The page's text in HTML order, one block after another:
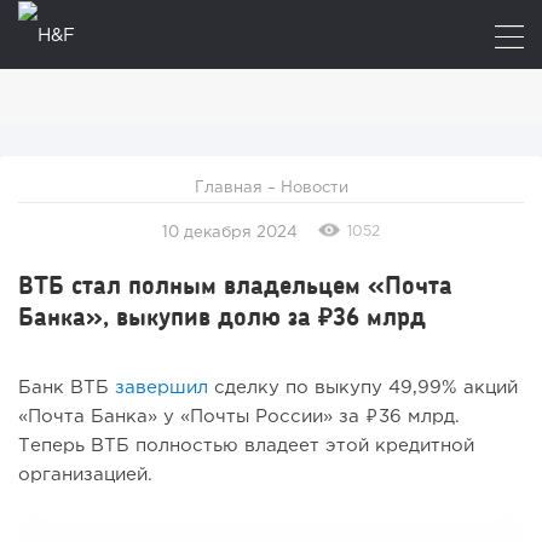
Главная – Новости
10 декабря 2024 1052
ВТБ стал полным владельцем «Почта
Банка», выкупив долю за ₽36 млрд
Банк ВТБ завершил сделку по выкупу 49,99% акций
«Почта Банка» у «Почты России» за ₽36 млрд.
Теперь ВТБ полностью владеет этой кредитной
организацией.